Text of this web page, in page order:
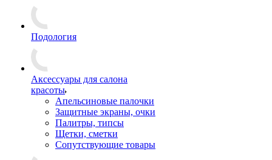
Подология
Аксессуары для салона
красоты
Апельсиновые палочки
Защитные экраны, очки
Палитры, типсы
Щетки, сметки
Сопутствующие товары